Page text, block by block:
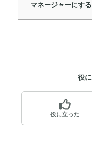
マネージャーにする
役
役に立った